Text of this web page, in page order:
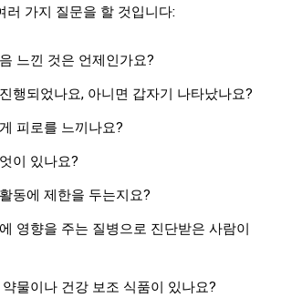
러 가지 질문을 할 것입니다:
느낀 것은 언제인가요?
행되었나요, 아니면 갑자기 나타났나요?
피로를 느끼나요?
이 있나요?
동에 제한을 두는지요?
영향을 주는 질병으로 진단받은 사람이
물이나 건강 보조 식품이 있나요?